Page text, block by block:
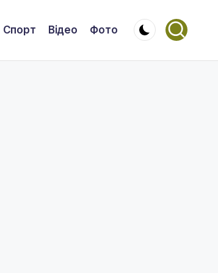
Спорт Відео Фото